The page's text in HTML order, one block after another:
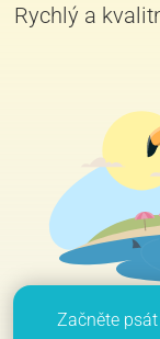
Rychlý a
Začněte